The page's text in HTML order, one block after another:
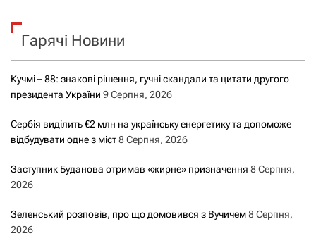
к
Гарячі Новини
Кучмі – 88: знакові рішення, гучні скандали та цитати другого
президента України 9 Серпня, 2026
Сербія виділить €2 млн на українську енергетику та допоможе
відбудувати одне з міст8 Серпня, 2026
Заступник Буданова отримав «жирне» призначення 8 Серпня,
2026
Зеленський розповів, про що домовився з Вучичем8 Серпня,
2026